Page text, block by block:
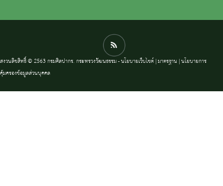
สงวนลิขสิทธิ์ © 2563 กรมศิลปากร. กระทรวงวัฒนธรรม -นโยบายเว็บไซต์|มาตรฐาน |นโยบายการ
คุ้มครองข้อมูลส่วนบุคคล